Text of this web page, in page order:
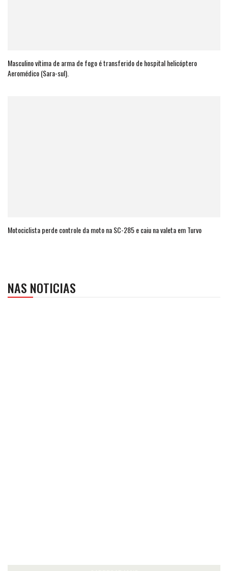
Masculino vítima de arma de fogo é transferido de hospital helicóptero
Aeromédico (Sara-sul).
Motociclista perde controle da moto na SC-285 e caiu na valeta em Turvo
NAS NOTICIAS